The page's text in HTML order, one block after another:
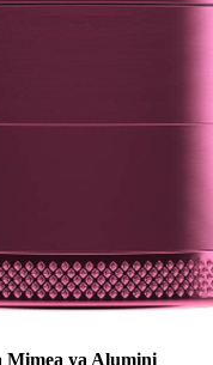
Mimea ya Alumini